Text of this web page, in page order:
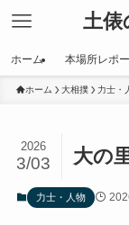
土俵
ホーム 本場所レポ
ホーム 大相撲 力士・
大の
2026
3/03
力士・人物